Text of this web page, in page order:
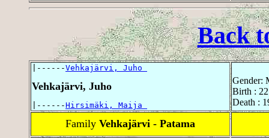
Back
|------Vehkajärvi, Juho
Vehkajärvi, Juho
|------Hirsimäki, Maija
Gender:
Birth :
Death :
Family Vehkajärvi - Patama